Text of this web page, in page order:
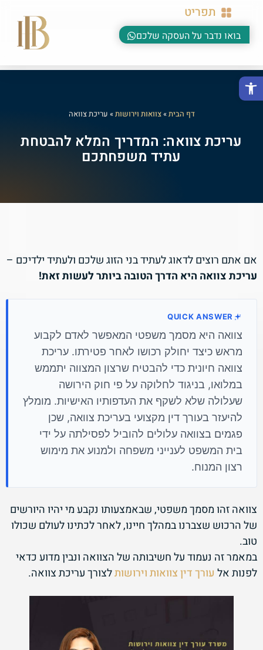
פתח סרגל נגישות
תפריט
בואו נדבר על העסקה שלכם
דף הבית»צוואות וירושות» עריכת צוואה
עריכת צוואה: המדריך המלא להבטחת
עתיד משפחתכם
אם אתם רוצים לדאוג לעתיד בני הזוג שלכם ולעתיד ילדיכם –
עריכת צוואה היא הדרך הטובה ביותר לעשות זאת!
QUICK ANSWER
צוואה היא מסמך משפטי המאפשר לאדם לקבוע
מראש כיצד יחולק רכושו לאחר פטירתו. עריכת
צוואה חיונית כדי להבטיח שרצון המצווה יתממש
במלואו, בניגוד לחלוקה על פי חוק הירושה
שעלולה שלא לשקף את העדפותיו האישיות. מומלץ
להיעזר בעורך דין מקצועי בעריכת צוואה, שכן
פגמים בצוואה עלולים להוביל לפסילתה על ידי
בית המשפט לענייני משפחה ולמנוע את מימוש
רצון המנוח.
צוואה זהו מסמך משפטי, שבאמצעותו נקבע מי יהיו היורשים
של הרכוש שצברנו במהלך חיינו, לאחר לכתינו לעולם שכולו
טוב.
במאמר זה נעמוד על חשיבותה של הצוואה ונבין מדוע כדאי
לפנות אל עורך דין צוואות וירושותלצורך עריכת צוואה.